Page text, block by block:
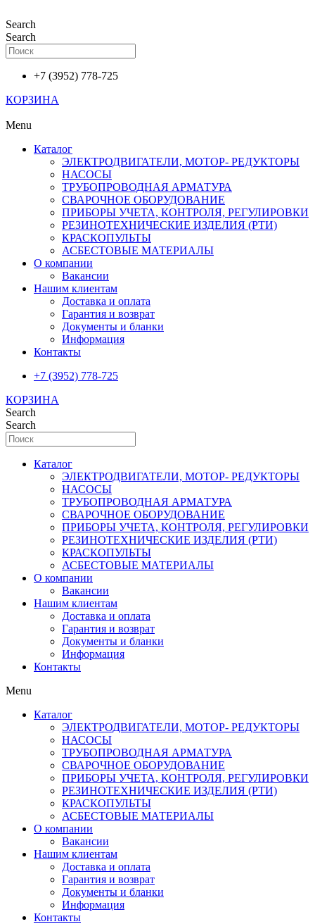
к
содержимому
Search
Search
+7 (3952) 778-725
КОРЗИНА
Menu
Каталог
ЭЛЕКТРОДВИГАТЕЛИ, МОТОР- РЕДУКТОРЫ
НАСОСЫ
ТРУБОПРОВОДНАЯ АРМАТУРА
СВАРОЧНОЕ ОБОРУДОВАНИЕ
ПРИБОРЫ УЧЕТА, КОНТРОЛЯ, РЕГУЛИРОВКИ
РЕЗИНОТЕХНИЧЕСКИЕ ИЗДЕЛИЯ (РТИ)
КРАСКОПУЛЬТЫ
АСБЕСТОВЫЕ МАТЕРИАЛЫ
О компании
Вакансии
Нашим клиентам
Доставка и оплата
Гарантия и возврат
Документы и бланки
Информация
Контакты
+7 (3952) 778-725
КОРЗИНА
Search
Search
Каталог
ЭЛЕКТРОДВИГАТЕЛИ, МОТОР- РЕДУКТОРЫ
НАСОСЫ
ТРУБОПРОВОДНАЯ АРМАТУРА
СВАРОЧНОЕ ОБОРУДОВАНИЕ
ПРИБОРЫ УЧЕТА, КОНТРОЛЯ, РЕГУЛИРОВКИ
РЕЗИНОТЕХНИЧЕСКИЕ ИЗДЕЛИЯ (РТИ)
КРАСКОПУЛЬТЫ
АСБЕСТОВЫЕ МАТЕРИАЛЫ
О компании
Вакансии
Нашим клиентам
Доставка и оплата
Гарантия и возврат
Документы и бланки
Информация
Контакты
Menu
Каталог
ЭЛЕКТРОДВИГАТЕЛИ, МОТОР- РЕДУКТОРЫ
НАСОСЫ
ТРУБОПРОВОДНАЯ АРМАТУРА
СВАРОЧНОЕ ОБОРУДОВАНИЕ
ПРИБОРЫ УЧЕТА, КОНТРОЛЯ, РЕГУЛИРОВКИ
РЕЗИНОТЕХНИЧЕСКИЕ ИЗДЕЛИЯ (РТИ)
КРАСКОПУЛЬТЫ
АСБЕСТОВЫЕ МАТЕРИАЛЫ
О компании
Вакансии
Нашим клиентам
Доставка и оплата
Гарантия и возврат
Документы и бланки
Информация
Контакты